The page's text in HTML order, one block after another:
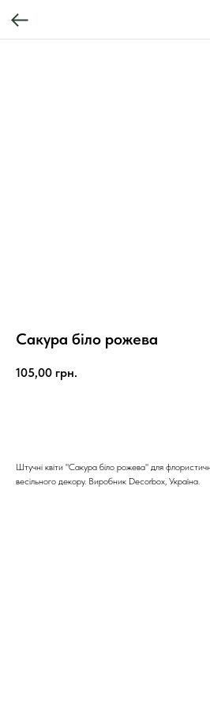
Сакура біло рожева
105,00 грн.
Штучні квіти "Сакура біло рожева" для
весільного декору. Виробник Decorbox, Україна.